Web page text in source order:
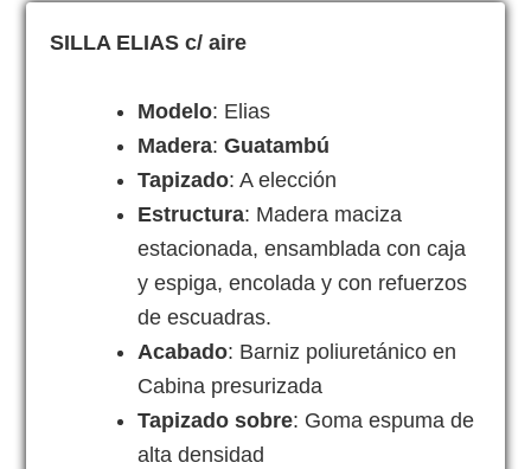
SILLA ELIAS c/ aire
Modelo: Elias
Madera: Guatambú
Tapizado: A elección
Estructura: Madera maciza
estacionada, ensamblada con caja
y espiga, encolada y con refuerzos
de escuadras.
Acabado: Barniz poliuretánico en
Cabina presurizada
Tapizado sobre: Goma espuma de
alta densidad